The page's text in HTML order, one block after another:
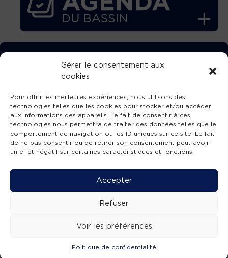
Gérer le consentement aux
cookies
Pour offrir les meilleures expériences, nous utilisons des
technologies telles que les cookies pour stocker et/ou accéder
aux informations des appareils. Le fait de consentir à ces
technologies nous permettra de traiter des données telles que le
comportement de navigation ou les ID uniques sur ce site. Le fait
de ne pas consentir ou de retirer son consentement peut avoir
un effet négatif sur certaines caractéristiques et fonctions.
Accepter
Refuser
Voir les préférences
Politique de confidentialité
ÉMISSIONS AGENDA
TÉLÉCHARGEZ GRATUITEMENT
L’APPLICATION TVBA !
SUIVEZ-NOUS !
Mentions légales -Accessibilité